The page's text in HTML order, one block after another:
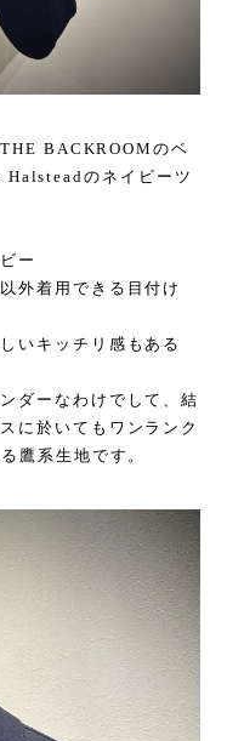
BACKROOMのベ
のネイビーツ
ー
外着用できる目付け
いキッチリ感もある
ダーなわけでして、結
に於いてもワンランク
鷹系生地です。